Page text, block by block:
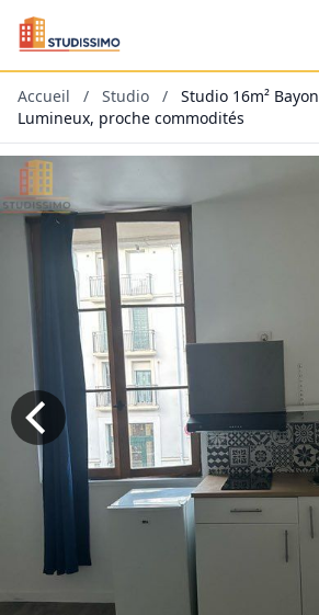
Accueil / Studio /
Studio 16m²
Lumineux, proche commodités